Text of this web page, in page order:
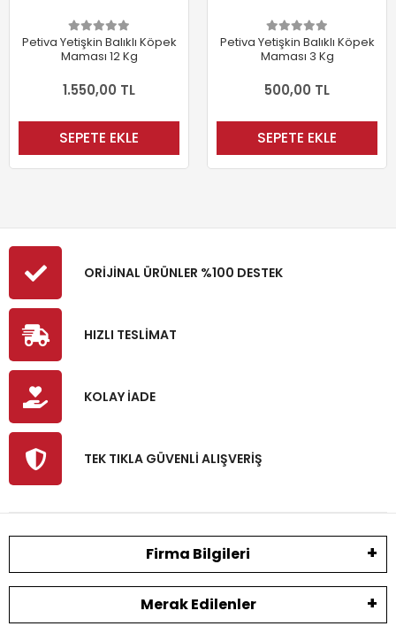
Petiva Yetişkin Balıklı Köpek
Maması 12 Kg
1.550,00 TL
SEPETE EKLE
Petiva Yetişkin Balıklı Köpek
Maması 3 Kg
500,00 TL
SEPETE EKLE
ORİJİNAL ÜRÜNLER %100 DESTEK
HIZLI TESLİMAT
KOLAY İADE
TEK TIKLA GÜVENLİ ALIŞVERİŞ
Firma Bilgileri
Merak Edilenler